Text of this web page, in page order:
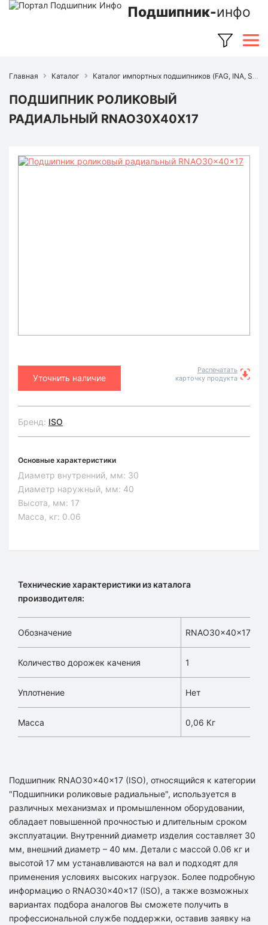
Подшипник-инфо
Главная Каталог Каталог импортных подшипников (FAG, INA, SKF, NSK, Timken и др.)
ПОДШИПНИК РОЛИКОВЫЙ
РАДИАЛЬНЫЙ RNAO30X40X17
Уточнить наличие
Распечатать
карточку продукта
Бренд: ISO
Основные характеристики
Диаметр внутренний, мм: 30
Диаметр наружный, мм: 40
Высота, мм: 17
Масса, кг: 0.06
Технические характеристики из каталога
производителя:
Обозначение RNAO30x40x17
Количество дорожек качения 1
Уплотнение Нет
Масса 0,06 Кг
Подшипник RNAO30x40x17 (ISO), относящийся к категории
"Подшипники роликовые радиальные", используется в
различных механизмах и промышленном оборудовании,
обладает повышенной прочностью и длительным сроком
эксплуатации. Внутренний диаметр изделия составляет 30
мм, внешний диаметр – 40 мм. Детали с массой 0.06 кг и
высотой 17 мм устанавливаются на вал и подходят для
применения условиях высоких нагрузок. Более подробную
информацию о RNAO30x40x17 (ISO), а также возможных
вариантах подбора аналогов Вы сможете получить в
профессиональной службе поддержки, оставив заявку на